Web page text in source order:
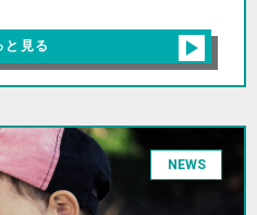
と見る
NEWS